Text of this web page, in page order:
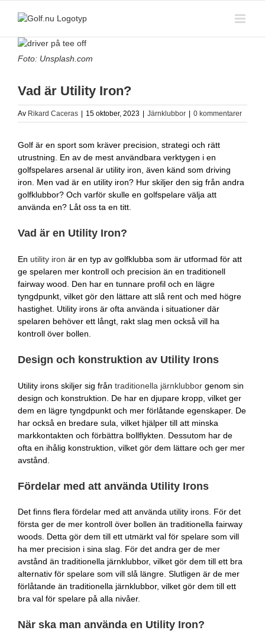
Visa
större
Foto: Unsplash.com
Vad är Utility Iron?
Av Rikard Caceras 15 oktober, 2023 Järnklubbor 0 kommentarer
Golf är en sport som kräver precision, strategi och rätt
utrustning. En av de mest användbara verktygen i en
golfspelares arsenal är utility iron, även känd som driving
iron. Men vad är en utility iron? Hur skiljer den sig från andra
golfklubbor? Och varför skulle en golfspelare välja att
använda en? Låt oss ta en titt.
Vad är en Utility Iron?
En utility iron är en typ av golfklubba som är utformad för att
ge spelaren mer kontroll och precision än en traditionell
fairway wood. Den har en tunnare profil och en lägre
tyngdpunkt, vilket gör den lättare att slå rent och med högre
hastighet. Utility irons är ofta använda i situationer där
spelaren behöver ett långt, rakt slag men också vill ha
kontroll över bollen.
Design och konstruktion av Utility Irons
Utility irons skiljer sig från traditionella järnklubbor genom sin
design och konstruktion. De har en djupare kropp, vilket ger
dem en lägre tyngdpunkt och mer förlåtande egenskaper. De
har också en bredare sula, vilket hjälper till att minska
markkontakten och förbättra bollflykten. Dessutom har de
ofta en ihålig konstruktion, vilket gör dem lättare och ger mer
avstånd.
Fördelar med att använda Utility Irons
Det finns flera fördelar med att använda utility irons. För det
första ger de mer kontroll över bollen än traditionella fairway
woods. Detta gör dem till ett utmärkt val för spelare som vill
ha mer precision i sina slag. För det andra ger de mer
avstånd än traditionella järnklubbor, vilket gör dem till ett bra
alternativ för spelare som vill slå längre. Slutligen är de mer
förlåtande än traditionella järnklubbor, vilket gör dem till ett
bra val för spelare på alla nivåer.
När ska man använda en Utility Iron?